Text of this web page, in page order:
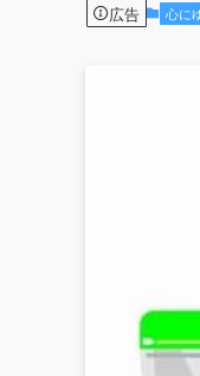
広告 心に